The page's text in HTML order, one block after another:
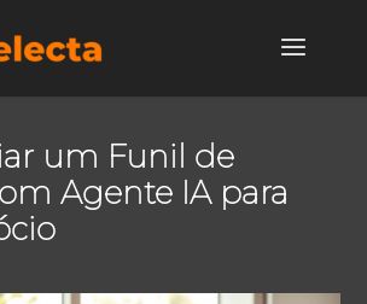
um Funil de
Agente IA para